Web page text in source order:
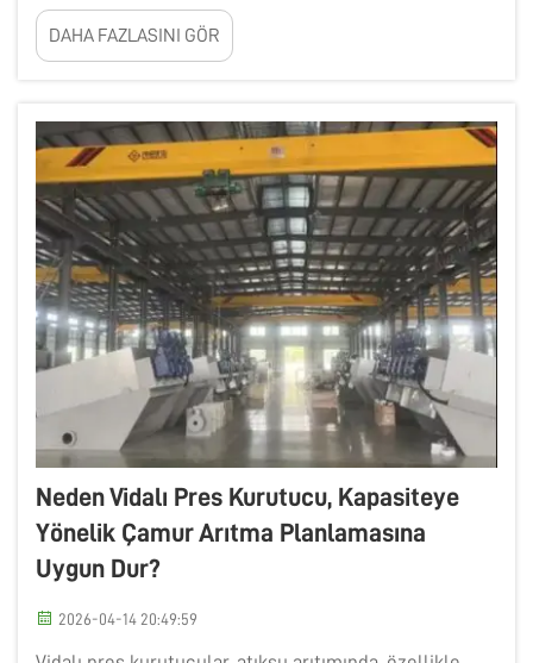
Kokusu kötü olabilir ve ağırdır; bu nedenle taşınması
zorlaşır. Ancak vida presi kurutucu gibi doğru
ekipmanlarla çamur işleme işlemi…
DAHA FAZLASINI GÖR
Neden Vidalı Pres Kurutucu, Kapasiteye
Yönelik Çamur Arıtma Planlamasına
Uygun Dur?
2026-04-14 20:49:59